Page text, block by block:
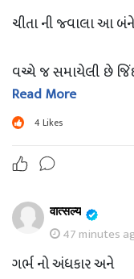
ચીતા ની જ્વાલા આ બંને
વચ્ચે જ સમાયેલી છે
છતાં પણ શા માટે રચે છે
મૃગજળ માં સંબંધો ના
બિલોરી મહેલ??????
આટલું સરસ મને લખતા
એમની આ રચના છે.
Read More
4Likes
वात्सल्य
47 minutes
ગર્ભ નો અંધકાર અને